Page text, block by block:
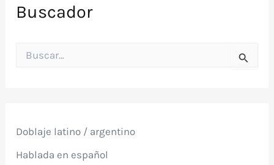
Buscador
o
:
Doblaje latino / argentino
Hablada en español